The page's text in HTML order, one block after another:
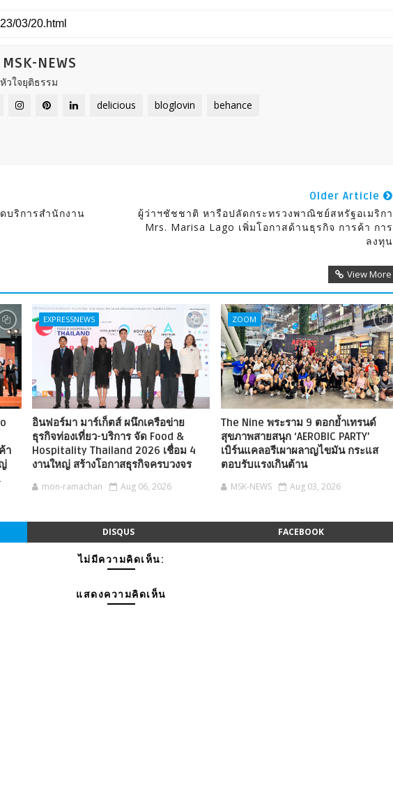
NEWS
วใจยุติธรรม
delicious
bloglovin behance
บริการสำนักงาน
Older Article
ผู้ว่าฯชัชชาติ หารือปลัดกระทรวงพาณิชย์สหรัฐอเมริกา
Mrs. Marisa Lago เพิ่มโอกาสด้านธุรกิจ การค้า การ
ลงทุน
View More
า
EXPRESSNEWS
อินฟอร์มา มาร์เก็ตส์ ผนึกเครือข่าย
ธุรกิจท่องเที่ยว-บริการ จัด Food &
Hospitality Thailand 2026 เชื่อม 4
งานใหญ่ สร้างโอกาสธุรกิจครบวงจร
mon-ramachan Aug 06, 2026
ZOOM
The Nine พระราม 9 ตอกย้ำเทรนด์
สุขภาพสายสนุก ‘AEROBIC PARTY’
เบิร์นแคลอรีเผาผลาญไขมัน กระแส
ตอบรับแรงเกินต้าน
MSK-NEWS Aug 03, 2026
DISQUS FACEBOOK
ไม่มีความคิดเห็น:
แสดงความคิดเห็น